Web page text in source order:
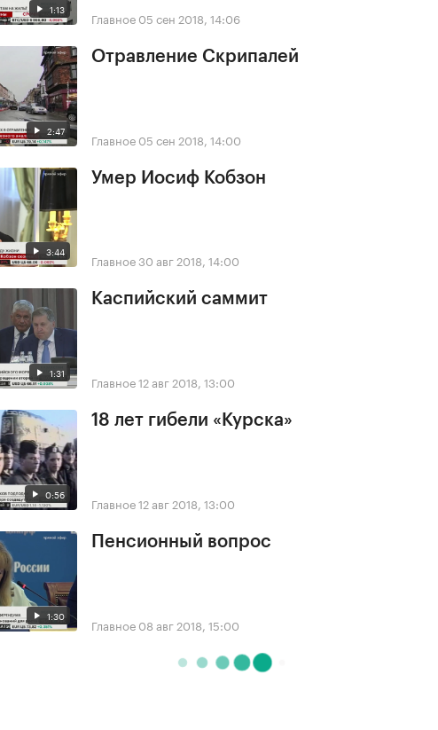
1:13 Главное 05 сен 2018, 14:06
2:47
Отравление Скрипалей
Главное 05 сен 2018, 14:00
3:44
Умер Иосиф Кобзон
Главное30 авг 2018, 14:00
1:31
Каспийский саммит
Главное12 авг 2018, 13:00
0:56
18 лет гибели «Курска»
Главное12 авг 2018, 13:00
1:30
Пенсионный вопрос
Главное 08 авг 2018, 15:00